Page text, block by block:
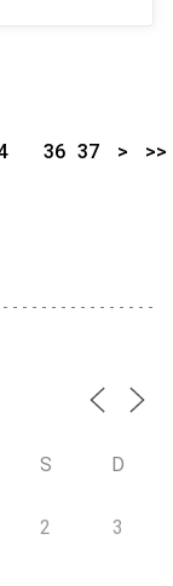
36 37 > >>
S D
2 3